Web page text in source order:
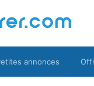
annonces